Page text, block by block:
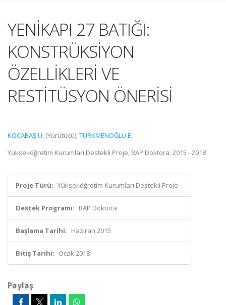
YENİKAPI 27 BATIĞI:
KONSTRÜKSİYON
ÖZELLİKLERİ VE
RESTİTÜSYON ÖNERİSİ
KOCABAŞ U. (Yürütücü),TÜRKMENOĞLU E.
Yükseköğretim Kurumları Destekli Proje, BAP Doktora, 2015 - 2018
Proje Türü: Yükseköğretim Kurumları Destekli Proje
Destek Programı: BAP Doktora
Başlama Tarihi: Haziran 2015
Bitiş Tarihi: Ocak 2018
Paylaş